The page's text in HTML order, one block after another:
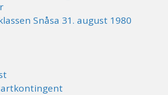
Snåsa 31. august 1980